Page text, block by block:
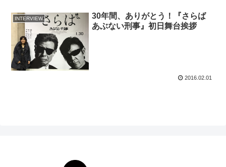
INTERVIEW
30年間、ありがとう！『さらば
あぶない刑事』初日舞台挨拶
2016.02.01